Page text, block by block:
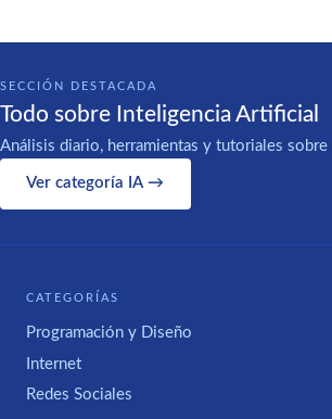
SECCIÓN DESTACADA
Todo sobre Inteligencia Artificial
Análisis diario, herramientas y tutoriales
Ver categoría IA →
CATEGORÍAS
Programación y Diseño
Internet
Redes Sociales